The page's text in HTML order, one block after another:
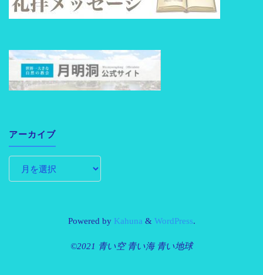
アーカイブ
Powered byKahuna & WordPress.
©2021 青い空 青い海 青い地球